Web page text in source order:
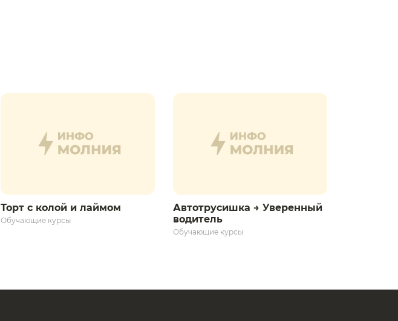
Торт с колой и лаймом
Обучающие курсы
Автотрусишка → Уверенный
водитель​
Обучающие курсы